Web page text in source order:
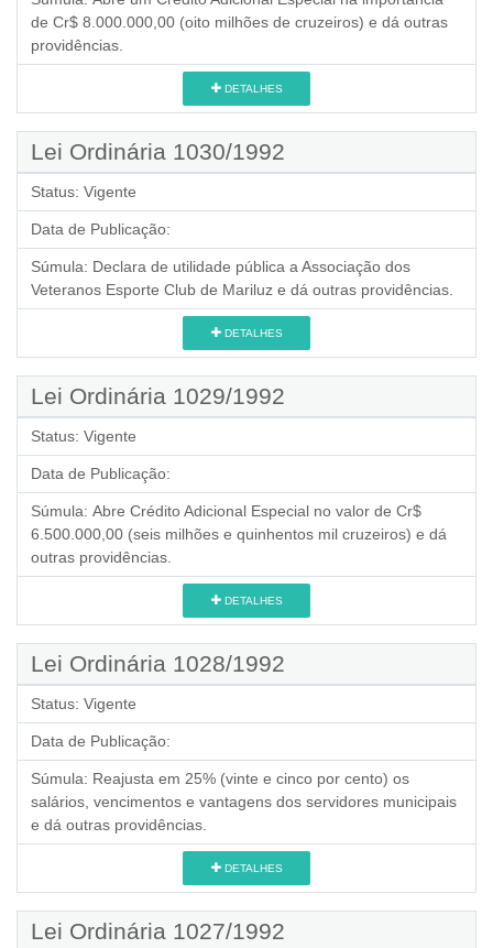
de Cr$ 8.000.000,00 (oito milhões de cruzeiros) e dá outras
providências.
DETALHES
Lei Ordinária 1030/1992
Status: Vigente
Data de Publicação:
Súmula: Declara de utilidade pública a Associação dos
Veteranos Esporte Club de Mariluz e dá outras providências.
DETALHES
Lei Ordinária 1029/1992
Status: Vigente
Data de Publicação:
Súmula: Abre Crédito Adicional Especial no valor de Cr$
6.500.000,00 (seis milhões e quinhentos mil cruzeiros) e dá
outras providências.
DETALHES
Lei Ordinária 1028/1992
Status: Vigente
Data de Publicação:
Súmula: Reajusta em 25% (vinte e cinco por cento) os
salários, vencimentos e vantagens dos servidores municipais
e dá outras providências.
DETALHES
Lei Ordinária 1027/1992